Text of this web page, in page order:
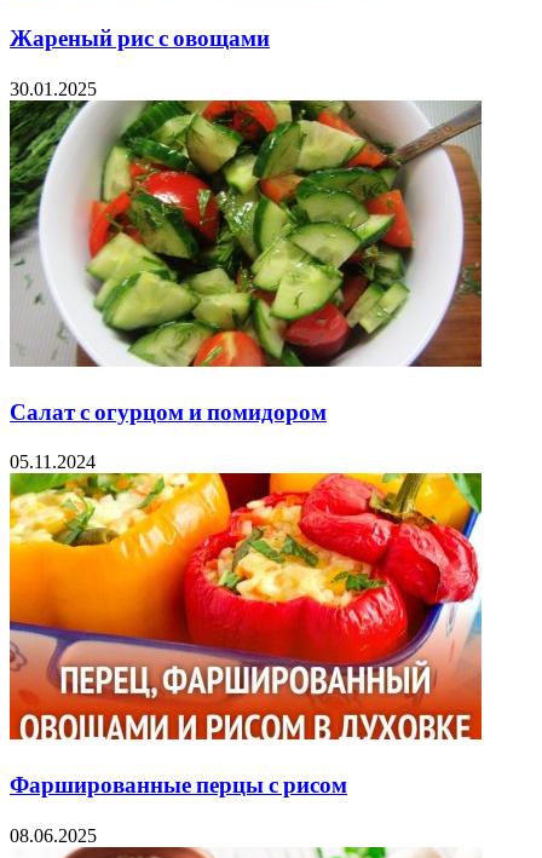
Жареный рис с овощами
30.01.2025
Салат с огурцом и помидором
05.11.2024
Фаршированные перцы с рисом
08.06.2025